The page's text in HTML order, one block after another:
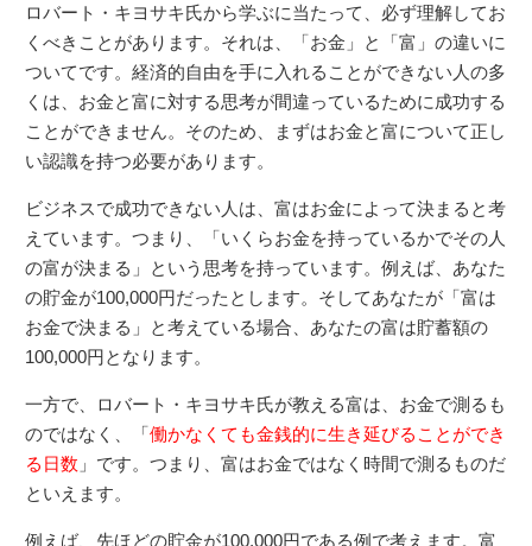
ロバート・キヨサキ氏から学ぶに当たって、必ず理解してお
くべきことがあります。それは、「お金」と「富」の違いに
ついてです。経済的自由を手に入れることができない人の多
くは、お金と富に対する思考が間違っているために成功する
ことができません。そのため、まずはお金と富について正し
い認識を持つ必要があります。
ビジネスで成功できない人は、富はお金によって決まると考
えています。つまり、「いくらお金を持っているかでその人
の富が決まる」という思考を持っています。例えば、あなた
の貯金が100,000円だったとします。そしてあなたが「富は
お金で決まる」と考えている場合、あなたの富は貯蓄額の
100,000円となります。
一方で、ロバート・キヨサキ氏が教える富は、お金で測るも
のではなく、「働かなくても金銭的に生き延びることができ
る日数 」です。つまり、富はお金ではなく時間で測るものだ
といえます。
例えば、先ほどの貯金が100,000円である例で考えます。富